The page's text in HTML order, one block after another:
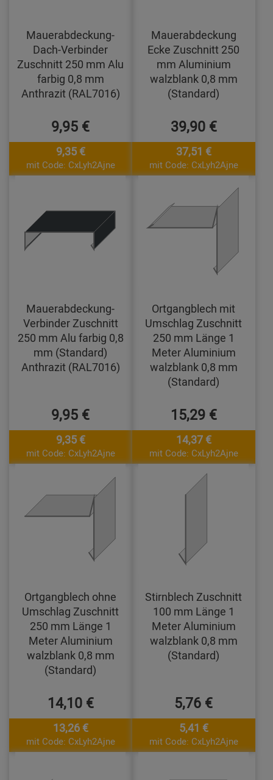
Mauerabdeckung-
Dach-Verbinder
Zuschnitt 250 mm Alu
farbig 0,8 mm
Anthrazit (RAL7016)
9,95 €
9,35 €
mit Code: CxLyh2Ajne
Mauerabdeckung
Ecke Zuschnitt 250
mm Aluminium
walzblank 0,8 mm
(Standard)
39,90 €
37,51 €
mit Code: CxLyh2Ajne
Mauerabdeckung-
Verbinder Zuschnitt
250 mm Alu farbig 0,8
mm (Standard)
Anthrazit (RAL7016)
9,95 €
9,35 €
mit Code: CxLyh2Ajne
Ortgangblech mit
Umschlag Zuschnitt
250 mm Länge 1
Meter Aluminium
walzblank 0,8 mm
(Standard)
15,29 €
14,37 €
mit Code: CxLyh2Ajne
Ortgangblech ohne
Umschlag Zuschnitt
250 mm Länge 1
Meter Aluminium
walzblank 0,8 mm
(Standard)
14,10 €
13,26 €
mit Code: CxLyh2Ajne
Stirnblech Zuschnitt
100 mm Länge 1
Meter Aluminium
walzblank 0,8 mm
(Standard)
5,76 €
5,41 €
mit Code: CxLyh2Ajne